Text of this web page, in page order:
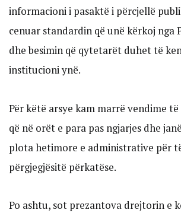
informacioni i pasaktë i përcjellë
cenuar standardin që unë kërkoj nga
dhe besimin që qytetarët duhet të
institucioni ynë.
Për këtë arsye kam marrë vendime
që në orët e para pas ngjarjes dhe
plota hetimore e administrative për
përgjegjësitë përkatëse.
Po ashtu, sot prezantova drejtorin e